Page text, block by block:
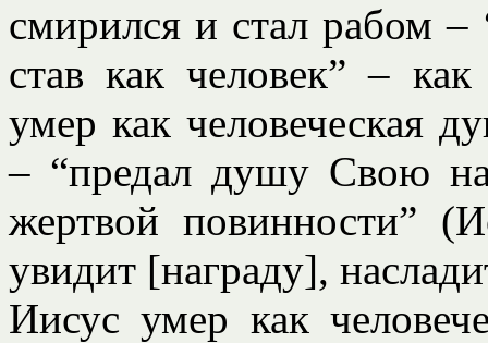
смирился и стал рабом
став как человек” –
умер как человеческая
– “предал душу Свою
жертвой повинности”
увидит [награду],
Иисус умер как